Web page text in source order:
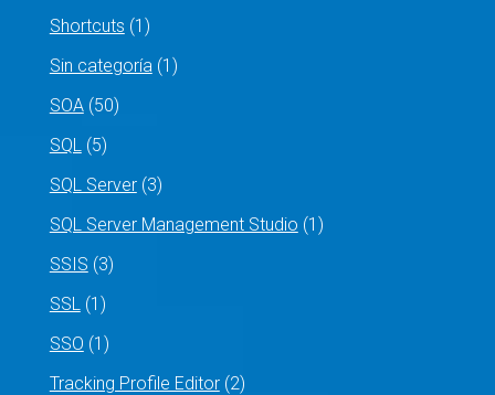
Shortcuts (1)
Sin categoría(1)
SOA(50)
SQL(5)
SQL Server(3)
SQL Server Management Studio (1)
SSIS (3)
SSL(1)
SSO (1)
Tracking Profile Editor(2)